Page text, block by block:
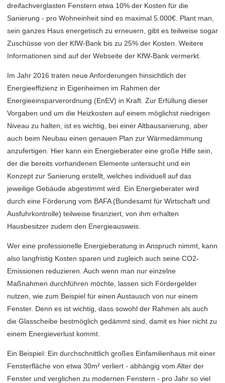
dreifachverglasten Fenstern etwa 10% der Kosten für die
Sanierung - pro Wohneinheit sind es maximal 5.000€. Plant man,
sein ganzes Haus energetisch zu erneuern, gibt es teilweise sogar
Zuschüsse von der KfW-Bank bis zu 25% der Kosten. Weitere
Informationen sind auf der Webseite der KfW-Bank vermerkt.
Im Jahr 2016 traten neue Anforderungen hinsichtlich der
Energieeffizienz in Eigenheimen im Rahmen der
Energieeinsparverordnung (EnEV) in Kraft. Zur Erfüllung dieser
Vorgaben und um die Heizkosten auf einem möglichst niedrigen
Niveau zu halten, ist es wichtig, bei einer Altbausanierung, aber
auch beim Neubau einen genauen Plan zur Wärmedämmung
anzufertigen. Hier kann ein Energieberater eine große Hilfe sein,
der die bereits vorhandenen Elemente untersucht und ein
Konzept zur Sanierung erstellt, welches individuell auf das
jeweilige Gebäude abgestimmt wird. Ein Energieberater wird
durch eine Förderung vom BAFA (Bundesamt für Wirtschaft und
Ausfuhrkontrolle) teilweise finanziert, von ihm erhalten
Hausbesitzer zudem den Energieausweis.
Wer eine professionelle Energieberatung in Anspruch nimmt, kann
also langfristig Kosten sparen und zugleich auch seine CO2-
Emissionen reduzieren. Auch wenn man nur einzelne
Maßnahmen durchführen möchte, lassen sich Fördergelder
nutzen, wie zum Beispiel für einen Austausch von nur einem
Fenster. Denn es ist wichtig, dass sowohl der Rahmen als auch
die Glasscheibe bestmöglich gedämmt sind, damit es hier nicht zu
einem Energieverlust kommt.
Ein Beispiel: Ein durchschnittlich großes Einfamilienhaus mit einer
Fensterfläche von etwa 30m² verliert - abhängig vom Alter der
Fenster und verglichen zu modernen Fenstern - pro Jahr so viel